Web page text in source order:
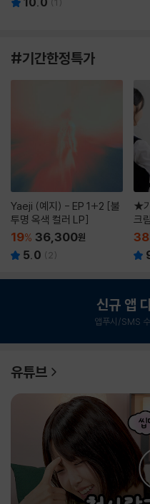
#기간한정특가
Yaeji (예지) - EP 1+2 [불
투명 옥색 컬러 LP]
19% 36,300원
5.0 ( 2)
★
크
38
신규 앱
앱푸시/SMS
유튜브